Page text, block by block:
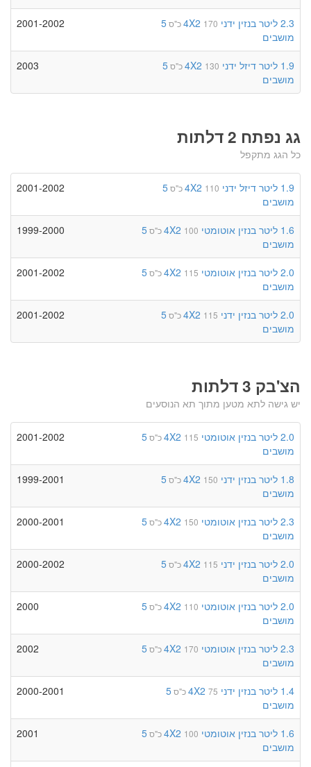
2.3 ליטר בנזין ידני 4X2 170 כ"ס
5
מושבים
2001-2002
1.9 ליטר דיזל ידני 4X2 130 כ"ס
5
מושבים
2003
גג נפתח 2 דלתות
כל הגג מתקפל
1.9 ליטר דיזל ידני 4X2 110 כ"ס
5
מושבים
2001-2002
1.6 ליטר בנזין אוטומטי 4X2 100 כ"ס
5
מושבים
1999-2000
2.0 ליטר בנזין אוטומטי 4X2 115 כ"ס
5
מושבים
2001-2002
2.0 ליטר בנזין ידני 4X2 115 כ"ס
5
מושבים
2001-2002
הצ'בק 3 דלתות
יש גישה לתא מטען מתוך תא הנוסעים
2.0 ליטר בנזין אוטומטי 4X2 115 כ"ס
5
מושבים
2001-2002
1.8 ליטר בנזין ידני 4X2 150 כ"ס
5
מושבים
1999-2001
2.3 ליטר בנזין אוטומטי 4X2 150 כ"ס
5
מושבים
2000-2001
2.0 ליטר בנזין ידני 4X2 115 כ"ס
5
מושבים
2000-2002
2.0 ליטר בנזין אוטומטי 4X2 110 כ"ס
5
מושבים
2000
2.3 ליטר בנזין אוטומטי 4X2 170 כ"ס
5
מושבים
2002
1.4 ליטר בנזין ידני 4X2 75 כ"ס
5
מושבים
2000-2001
1.6 ליטר בנזין אוטומטי 4X2 100 כ"ס
5
מושבים
2001